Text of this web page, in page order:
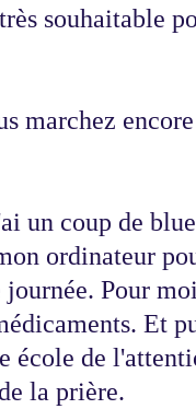
souhaitable
marchez
un coup de
ordinateur
journée. Pour
Et
école de
la prière.